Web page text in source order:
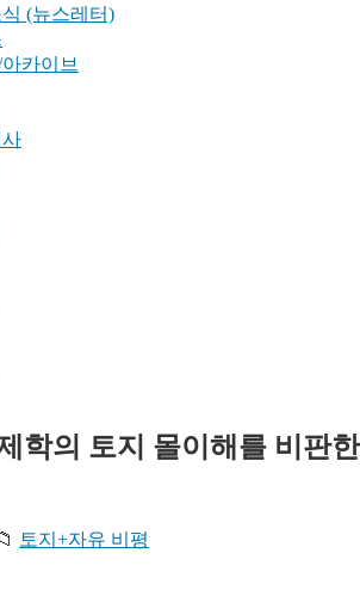
(뉴스레터)
카이브
학의 토지 몰이해를 비판한
📁 토지+자유 비평